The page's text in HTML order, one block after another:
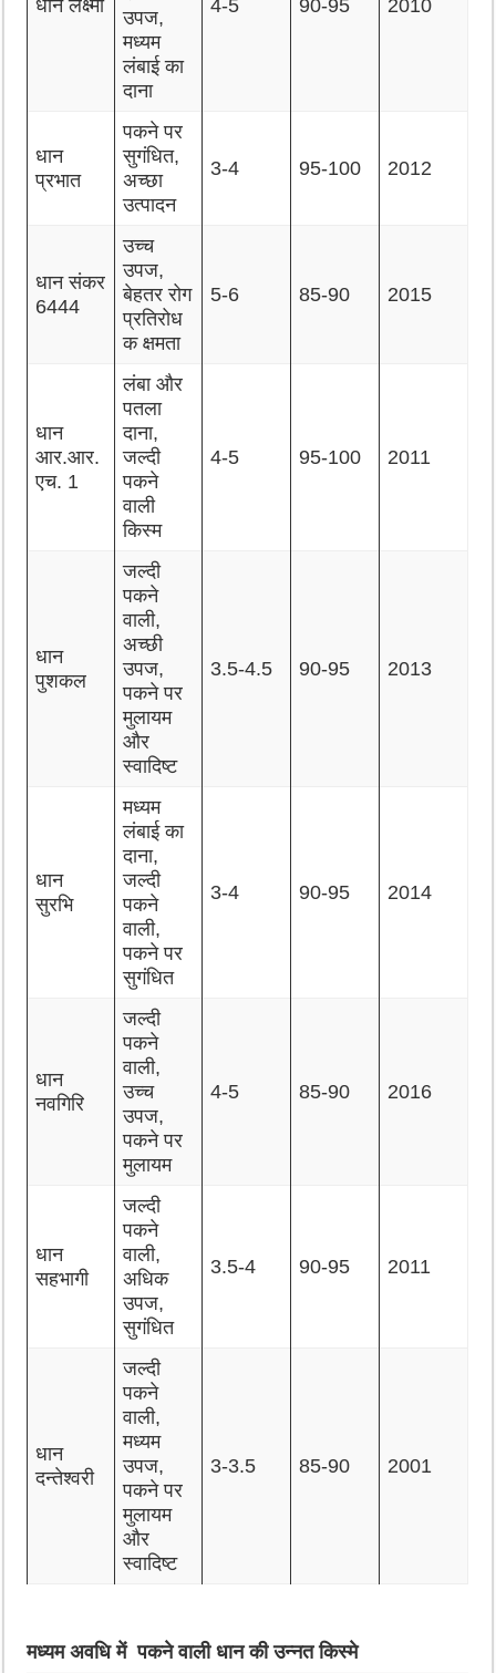
धान लक्ष्मी
उपज,
मध्यम
लंबाई का
दाना
4-5 90-95 2010
धान
प्रभात
पकने पर
सुगंधित,
अच्छा
उत्पादन
3-4 95-100 2012
धान संकर
6444
उच्च
उपज,
बेहतर रोग
प्रतिरोध
क क्षमता
5-6 85-90 2015
धान
आर.आर.
एच. 1
लंबा और
पतला
दाना,
जल्दी
पकने
वाली
किस्म
4-5 95-100 2011
धान
पुशकल
जल्दी
पकने
वाली,
अच्छी
उपज,
पकने पर
मुलायम
और
स्वादिष्ट
3.5-4.5 90-95 2013
धान
सुरभि
मध्यम
लंबाई का
दाना,
जल्दी
पकने
वाली,
पकने पर
सुगंधित
3-4 90-95 2014
धान
नवगिरि
जल्दी
पकने
वाली,
उच्च
उपज,
पकने पर
मुलायम
4-5 85-90 2016
धान
सहभागी
जल्दी
पकने
वाली,
अधिक
उपज,
सुगंधित
3.5-4 90-95 2011
धान
दन्तेश्वरी
जल्दी
पकने
वाली,
मध्यम
उपज,
पकने पर
मुलायम
और
स्वादिष्ट
3-3.5 85-90 2001
मध्यम अवधि में पकने वाली धान की उन्नत किस्मे